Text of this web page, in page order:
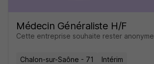
Médecin Généraliste H/F
Cette entreprise souhaite rester anonyme
Chalon-sur-Saône - 71
Intérim